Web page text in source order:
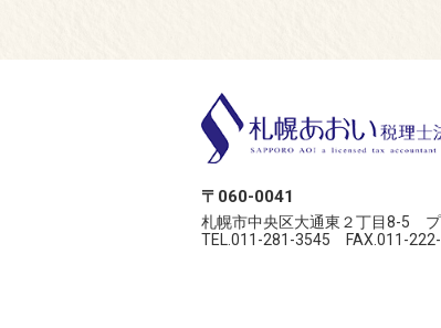
〒060-0041
札幌市中央区大通東２丁目8-5
TEL.011-281-3545 FAX.011-